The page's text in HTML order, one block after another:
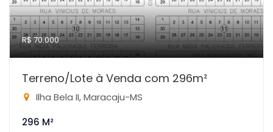
R$ 70.000
Terreno/Lote à Venda com 296m²
Ilha Bela II, Maracaju-MS
296 M²